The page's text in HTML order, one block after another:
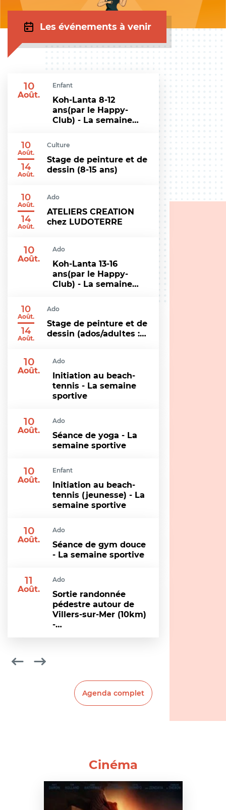
Les événements à venir
10
Août.
Enfant
Koh-Lanta 8-12
ans(par le Happy-
Club) - La semaine…
10
Août.
14
Août.
Culture
Stage de peinture et de
dessin (8-15 ans)
10
Août.
14
Août.
Ado
ATELIERS CREATION
chez LUDOTERRE
10
Août.
Ado
Koh-Lanta 13-16
ans(par le Happy-
Club) - La semaine…
10
Août.
14
Août.
Ado
Stage de peinture et de
dessin (ados/adultes :…
10
Août.
Ado
Initiation au beach-
tennis - La semaine
sportive
10
Août.
Ado
Séance de yoga - La
semaine sportive
10
Août.
Enfant
Initiation au beach-
tennis (jeunesse) - La
semaine sportive
10
Août.
Ado
Séance de gym douce
- La semaine sportive
11
Août.
Ado
Sortie randonnée
pédestre autour de
Villers-sur-Mer (10km)
-…
Agenda complet
Cinéma